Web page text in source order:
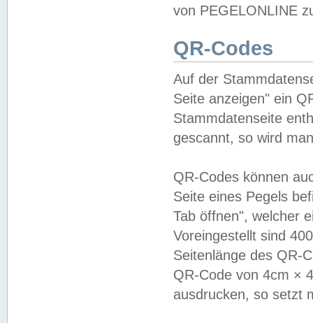
von PEGELONLINE
QR-Codes
Auf der
Seite anzeigen" ein
Stammdatenseite
gescannt, so wird
QR-Codes können
Seite eines Pegels
Tab öffnen", welcher
Voreingestellt sind
Seitenlänge des QR-
QR-Code von 4cm ×
ausdrucken, so setzt